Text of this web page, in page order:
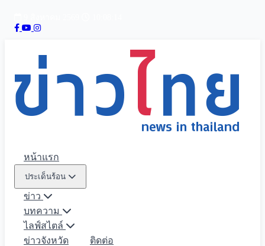
หน้าแรก
ประเด็นร้อน
ข่าว
บทความ
ไลฟ์สไตล์
ข่าวจังหวัด
ติดต่อ